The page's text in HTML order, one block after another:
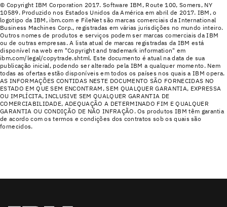
© Copyright IBM Corporation 2017. Software IBM, Route 100, Somers, NY
10589. Produzido nos Estados Unidos da América em abril de 2017. IBM, o
logotipo da IBM, ibm.com e FileNet são marcas comerciais da International
Business Machines Corp., registradas em várias jurisdições no mundo inteiro.
Outros nomes de produtos e serviços podem ser marcas comerciais da IBM
ou de outras empresas. A lista atual de marcas registradas da IBM está
disponível na web em "Copyright and trademark information" em
ibm.com/legal/copytrade.shtml. Este documento é atual na data de sua
publicação inicial, podendo ser alterado pela IBM a qualquer momento. Nem
todas as ofertas estão disponíveis em todos os países nos quais a IBM opera.
AS INFORMAÇÕES CONTIDAS NESTE DOCUMENTO SÃO FORNECIDAS NO
ESTADO EM QUE SEM ENCONTRAM, SEM QUALQUER GARANTIA, EXPRESSA
OU IMPLÍCITA, INCLUSIVE SEM QUALQUER GARANTIA DE
COMERCIABILIDADE, ADEQUAÇÃO A DETERMINADO FIM E QUALQUER
GARANTIA OU CONDIÇÃO DE NÃO INFRAÇÃO. Os produtos IBM têm garantia
de acordo com os termos e condições dos contratos sob os quais são
fornecidos.